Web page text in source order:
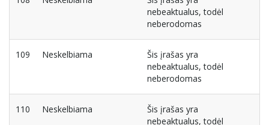
nebeaktualus, todėl
neberodomas
109 Neskelbiama
Šis įrašas yra
nebeaktualus, todėl
neberodomas
110 Neskelbiama
Šis įrašas yra
nebeaktualus, todėl